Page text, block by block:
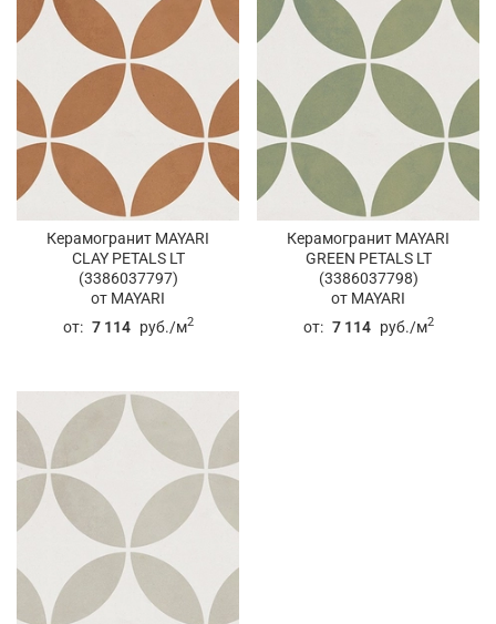
Керамогранит MAYARI
CLAY PETALS LT
(3386037797)
от MAYARI
от: 7 114 руб./м2
Керамогранит MAYARI
GREEN PETALS LT
(3386037798)
от MAYARI
от: 7 114 руб./м2